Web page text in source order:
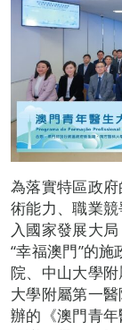
為落實特區政
術能力、職業
入國家發展大
“幸福澳門”的
院、中山大學
大學附屬第一
辦的《澳門青